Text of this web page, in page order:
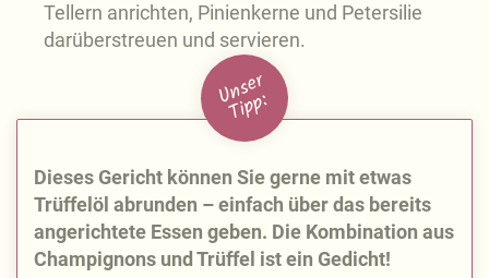
Tellern anrichten, Pinienkerne und Petersilie
darüberstreuen und servieren.
U
n
s
e
r
Ti
p
p:
Dieses Gericht können Sie gerne mit etwas
Trüffelöl abrunden – einfach über das bereits
angerichtete Essen geben. Die Kombination aus
Champignons und Trüffel ist ein Gedicht!